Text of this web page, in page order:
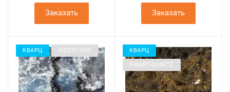
Заказать Заказать
КВАРЦ VICOSTONE КВАРЦ
SMARTQUARTZ